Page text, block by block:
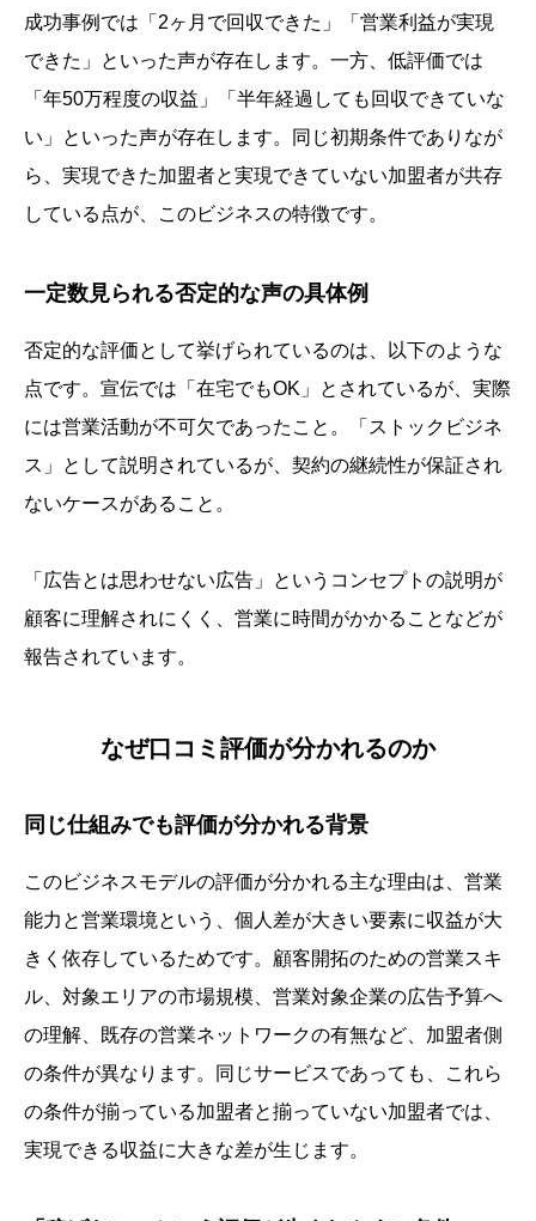
成功事例では「2ヶ月で回収できた」「営業利益が実現
できた」といった声が存在します。一方、低評価では
「年50万程度の収益」「半年経過しても回収できていな
い」といった声が存在します。同じ初期条件でありなが
ら、実現できた加盟者と実現できていない加盟者が共存
している点が、このビジネスの特徴です。
一定数見られる否定的な声の具体例
否定的な評価として挙げられているのは、以下のような
点です。宣伝では「在宅でもOK」とされているが、実際
には営業活動が不可欠であったこと。「ストックビジネ
ス」として説明されているが、契約の継続性が保証され
ないケースがあること。
「広告とは思わせない広告」というコンセプトの説明が
顧客に理解されにくく、営業に時間がかかることなどが
報告されています。
なぜ口コミ評価が分かれるのか
同じ仕組みでも評価が分かれる背景
このビジネスモデルの評価が分かれる主な理由は、営業
能力と営業環境という、個人差が大きい要素に収益が大
きく依存しているためです。顧客開拓のための営業スキ
ル、対象エリアの市場規模、営業対象企業の広告予算へ
の理解、既存の営業ネットワークの有無など、加盟者側
の条件が異なります。同じサービスであっても、これら
の条件が揃っている加盟者と揃っていない加盟者では、
実現できる収益に大きな差が生じます。